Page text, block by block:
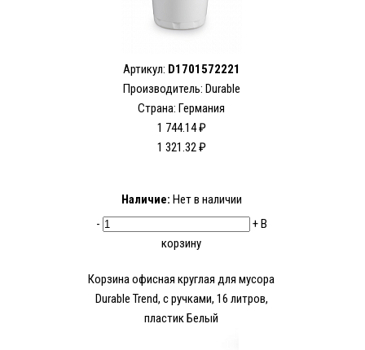
Артикул: D1701572221
Производитель: Durable
Страна: Германия
1 744.14 ₽
1 321.32 ₽
Наличие: Нет в наличии
-
+В
корзину
Корзина офисная круглая для мусора
Durable Trend, с ручками, 16 литров,
пластик Белый